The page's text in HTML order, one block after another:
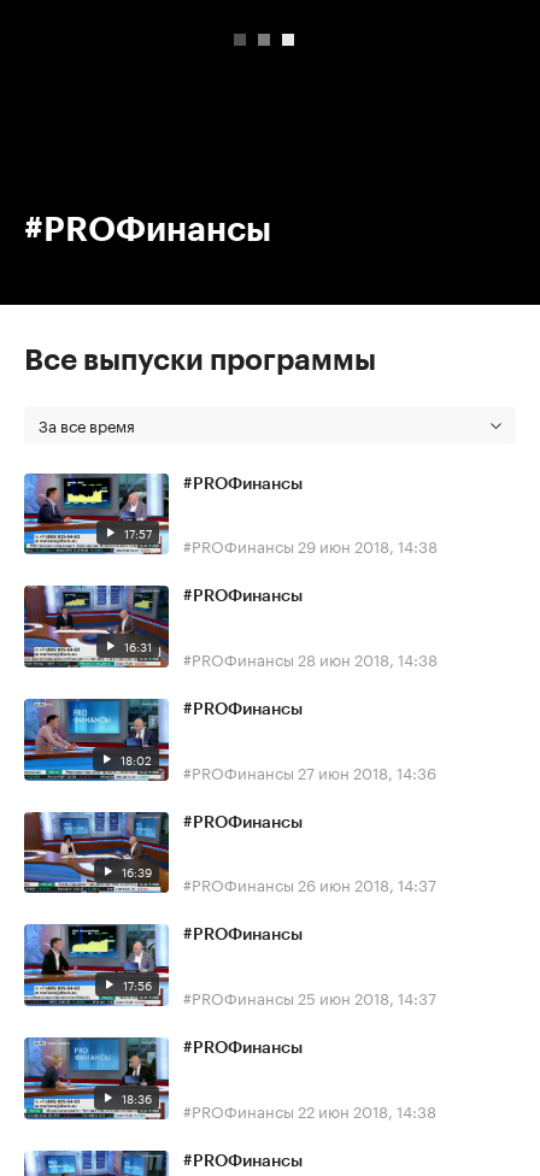
#PROФинансы
Все выпуски программы
За все время
17:57
#PROФинансы
#PROФинансы 29 июн 2018, 14:38
16:31
#PROФинансы
#PROФинансы 28 июн 2018, 14:38
18:02
#PROФинансы
#PROФинансы 27 июн 2018, 14:36
16:39
#PROФинансы
#PROФинансы 26 июн 2018, 14:37
17:56
#PROФинансы
#PROФинансы 25 июн 2018, 14:37
18:36
#PROФинансы
#PROФинансы 22 июн 2018, 14:38
#PROФинансы